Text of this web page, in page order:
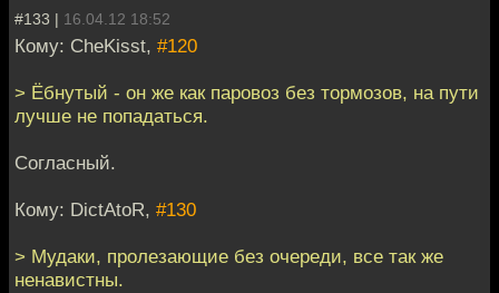
#133 | 16.04.12 18:52
Кому: CheKisst, #120
> Ёбнутый - он же как паровоз без тормозов, на пути
лучше не попадаться.
Согласный.
Кому: DictAtoR, #130
> Мудаки, пролезающие без очереди, все так же
ненавистны.